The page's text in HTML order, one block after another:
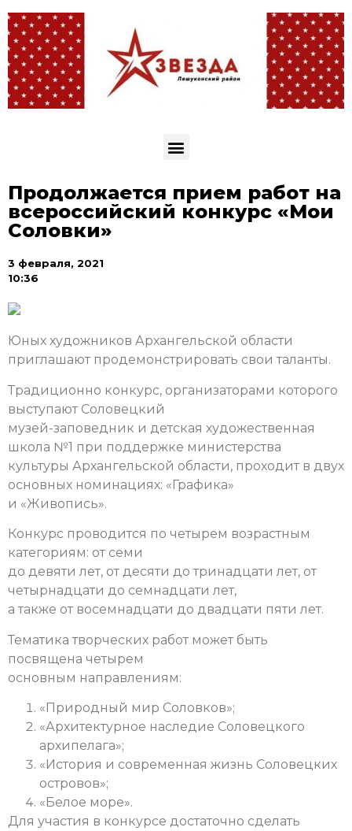
Продолжается прием работ на
всероссийский конкурс «Мои
Соловки»
3 февраля, 2021
10:36
Юных художников Архангельской области
приглашают продемонстрировать свои таланты.
Традиционно конкурс, организаторами которого
выступают Соловецкий
музей-заповедник и детская художественная
школа №1 при поддержке министерства
культуры Архангельской области, проходит в двух
основных номинациях: «Графика»
и «Живопись».
Конкурс проводится по четырем возрастным
категориям: от семи
до девяти лет, от десяти до тринадцати лет, от
четырнадцати до семнадцати лет,
а также от восемнадцати до двадцати пяти лет.
Тематика творческих работ может быть
посвящена четырем
основным направлениям:
«Природный мир Соловков»;
«Архитектурное наследие Соловецкого
архипелага»;
«История и современная жизнь Соловецких
островов»;
«Белое море».
Для участия в конкурсе достаточно сделать